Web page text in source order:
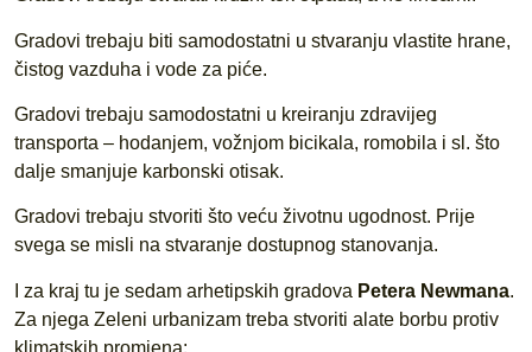
Gradovi trebaju biti samodostatni u stvaranju vlastite hrane,
čistog vazduha i vode za piće.
Gradovi trebaju samodostatni u kreiranju zdravijeg
transporta – hodanjem, vožnjom bicikala, romobila i sl. što
dalje smanjuje karbonski otisak.
Gradovi trebaju stvoriti što veću životnu ugodnost. Prije
svega se misli na stvaranje dostupnog stanovanja.
I za kraj tu je sedam arhetipskih gradova Petera Newmana.
Za njega Zeleni urbanizam treba stvoriti alate borbu protiv
klimatskih promjena: